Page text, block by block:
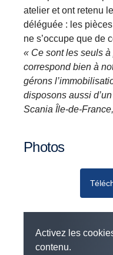
atelier et ont retenu
déléguée : les
ne s’occupe que de
« Ce sont les seuls
correspond bien à
gérons
disposons aussi
Scania Île-de-
Photos
Activez les
contenu.